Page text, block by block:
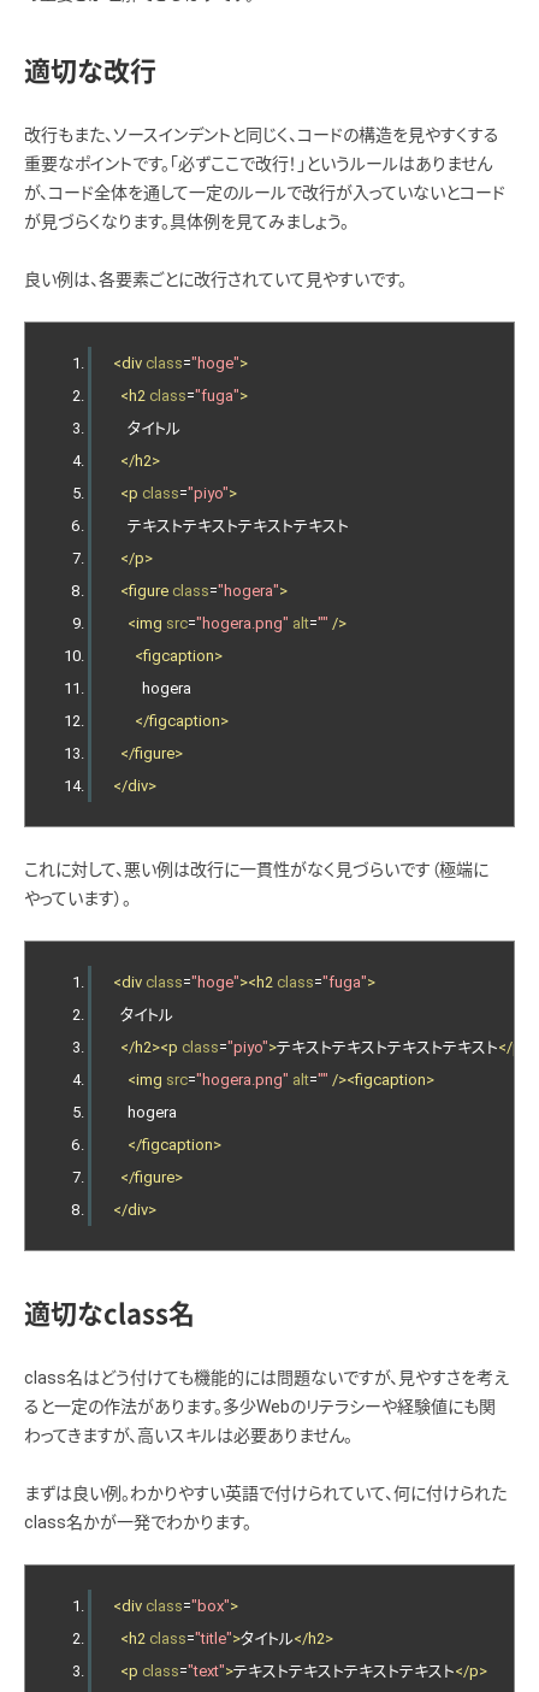
適切な改行
改行もまた、ソースインデントと同じく、コードの構造を見やすくする
重要なポイントです。「必ずここで改行！」というルールはありません
が、コード全体を通して一定のルールで改行が入っていないとコード
が見づらくなります。具体例を見てみましょう。
良い例は、各要素ごとに改行されていて見やすいです。
<div class="hoge">
<h2 class="fuga">
    タイトル
</h2>
<p class="piyo">
    テキストテキストテキストテキスト
</p>
<figure class="hogera">
<img src="hogera.png" alt="" />
<figcaption>
        hogera
</figcaption>
</figure>
</div>
これに対して、悪い例は改行に一貫性がなく見づらいです（極端に
やっています）。
<div class="hoge"><h2 class="fuga">
  タイトル
</h2><p class="piyo">テキストテキストテキストテキスト</
<img src="hogera.png" alt="" /><figcaption>
    hogera
</figcaption>
</figure>
</div>
適切なclass名
class名はどう付けても機能的には問題ないですが、見やすさを考え
ると一定の作法があります。多少Webのリテラシーや経験値にも関
わってきますが、高いスキルは必要ありません。
まずは良い例。わかりやすい英語で付けられていて、何に付けられた
class名かが一発でわかります。
<div class="box">
<h2 class="title">タイトル</h2>
<p class="text">テキストテキストテキストテキスト</p>